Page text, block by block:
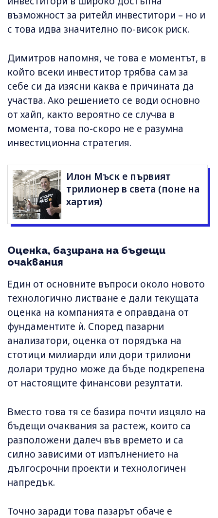
възможност за ритейл инвеститори – но и
с това идва значително по-висок риск.
Димитров напомня, че това е моментът, в
който всеки инвеститор трябва сам за
себе си да изясни каква е причината да
участва. Ако решението се води основно
от хайп, както вероятно се случва в
момента, това по-скоро не е разумна
инвестиционна стратегия.
Илон Мъск е първият
трилионер в света (поне на
хартия)
Оценка, базирана на бъдещи
очаквания
Един от основните въпроси около новото
технологично листване е дали текущата
оценка на компанията е оправдана от
фундаментите ѝ. Според пазарни
анализатори, оценка от порядъка на
стотици милиарди или дори трилиони
долари трудно може да бъде подкрепена
от настоящите финансови резултати.
Вместо това тя се базира почти изцяло на
бъдещи очаквания за растеж, които са
разположени далеч във времето и са
силно зависими от изпълнението на
дългосрочни проекти и технологичен
напредък.
Точно заради това пазарът обаче е